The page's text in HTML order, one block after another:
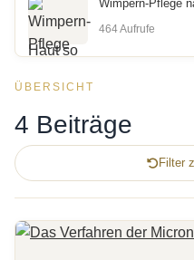
Wimpern-Pflege
464 Aufrufe
ÜBERSICHT
4 Beiträge
Filter